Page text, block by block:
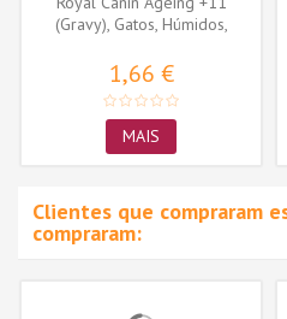
(Gravy), Gatos, Húmidos,
1,66 €
MAIS
Clientes que compraram
compraram: